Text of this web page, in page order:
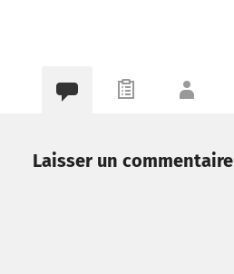
Laisser un commentaire